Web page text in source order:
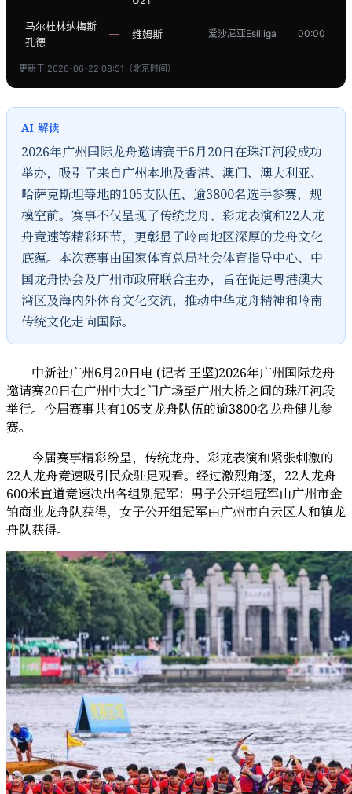
马尔杜林纳梅斯
孔德
— 维姆斯 爱沙尼亚Esiliiga 00:00
更新于 2026-06-22 08:51（北京时间）
AI 解读
2026年广州国际龙舟邀请赛于6月20日在珠江河段成功
举办，吸引了来自广州本地及香港、澳门、澳大利亚、
哈萨克斯坦等地的105支队伍、逾3800名选手参赛，规
模空前。赛事不仅呈现了传统龙舟、彩龙表演和22人龙
舟竞速等精彩环节，更彰显了岭南地区深厚的龙舟文化
底蕴。本次赛事由国家体育总局社会体育指导中心、中
国龙舟协会及广州市政府联合主办，旨在促进粤港澳大
湾区及海内外体育文化交流，推动中华龙舟精神和岭南
传统文化走向国际。
中新社广州6月20日电 (记者 王坚)2026年广州国际龙舟
邀请赛20日在广州中大北门广场至广州大桥之间的珠江河段
举行。今届赛事共有105支龙舟队伍的逾3800名龙舟健儿参
赛。
今届赛事精彩纷呈，传统龙舟、彩龙表演和紧张刺激的
22人龙舟竞速吸引民众驻足观看。经过激烈角逐，22人龙舟
600米直道竞速决出各组别冠军：男子公开组冠军由广州市金
铂商业龙舟队获得，女子公开组冠军由广州市白云区人和镇龙
舟队获得。